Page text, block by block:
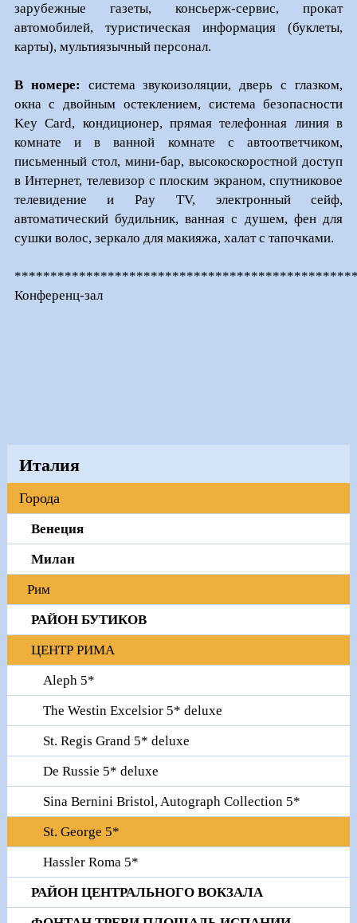
зарубежные газеты, консьерж-сервис, прокат
автомобилей, туристическая информация (буклеты,
карты), мультиязычный персонал.
В номере: система звукоизоляции, дверь с глазком,
окна с двойным остеклением, система безопасности
Key Card, кондиционер, прямая телефонная линия в
комнате и в ванной комнате с автоответчиком,
письменный стол, мини-бар, высокоскоростной доступ
в Интернет, телевизор с плоским экраном, cпутниковое
телевидение и Pay TV, электронный сейф,
автоматический будильник, ванная с душем, фен для
сушки волос, зеркало для макияжа, халат с тапочками.
Конференц-зал
Италия
Города
Венеция
Милан
Рим
РАЙОН БУТИКОВ
ЦЕНТР РИМА
Aleph 5*
The Westin Excelsior 5* deluxe
St. Regis Grand 5* deluxe
De Russie 5* deluxe
Sina Bernini Bristol, Autograph Collection 5*
St. George 5*
Hassler Roma 5*
РАЙОН ЦЕНТРАЛЬНОГО ВОКЗАЛА